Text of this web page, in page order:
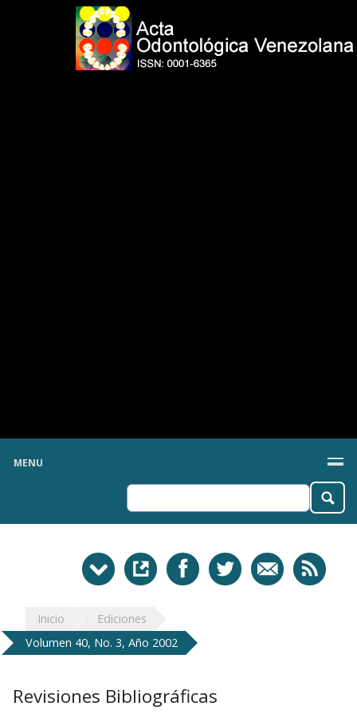
MENU
Inicio
Ediciones
Volumen 40, No. 3, Año 2002
Revisiones Bibliográficas